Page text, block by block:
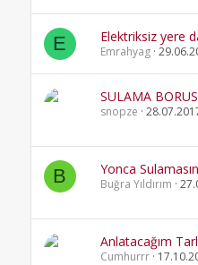
E Elektriksiz yere
Emrahyag
SULAMA
snopze
B Yonca
Buğra Yıldırım
Anlatacağım
Cumhurrr